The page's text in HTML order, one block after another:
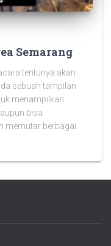
Semarang
tentunya akan
sebuah tampilan
menampilkan
bisa
memutar berbagai